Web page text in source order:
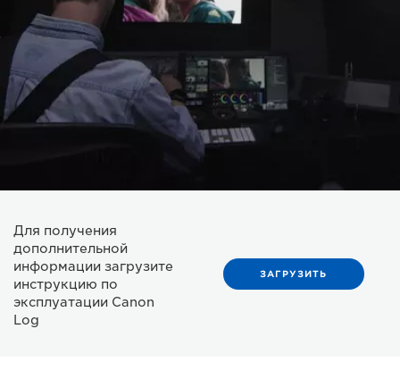
Для получения
дополнительной
информации загрузите
инструкцию по
эксплуатации Canon
Log
ЗАГРУЗИТЬ